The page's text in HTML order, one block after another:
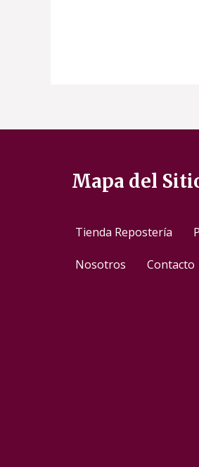
Mapa del
Tienda Repostería
Nosotros Contacto